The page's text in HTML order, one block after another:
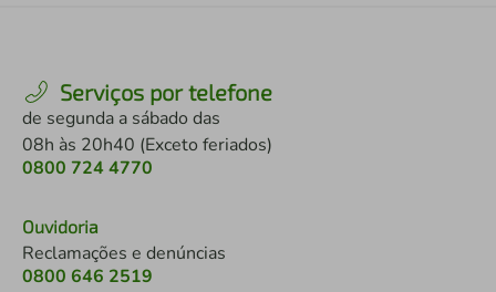
Serviços por telefone
de segunda a sábado das
08h às 20h40 (Exceto feriados)
0800 724 4770
Ouvidoria
Reclamações e denúncias
0800 646 2519